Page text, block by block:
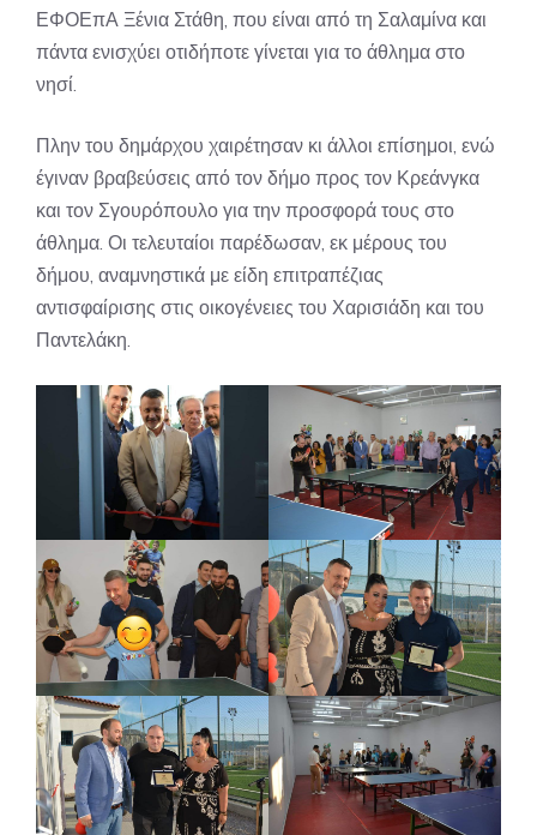
ΕΦΟΕπΑ Ξένια Στάθη, που είναι από τη Σαλαμίνα και
πάντα ενισχύει οτιδήποτε γίνεται για το άθλημα στο
νησί.
Πλην του δημάρχου χαιρέτησαν κι άλλοι επίσημοι, ενώ
έγιναν βραβεύσεις από τον δήμο προς τον Κρεάνγκα
και τον Σγουρόπουλο για την προσφορά τους στο
άθλημα. Οι τελευταίοι παρέδωσαν, εκ μέρους του
δήμου, αναμνηστικά με είδη επιτραπέζιας
αντισφαίρισης στις οικογένειες του Χαρισιάδη και του
Παντελάκη.